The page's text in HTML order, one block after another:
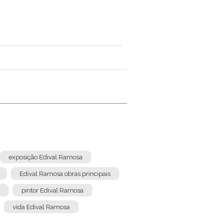
exposição Edival Ramosa
Edival Ramosa obras principais
pintor Edival Ramosa
vida Edival Ramosa